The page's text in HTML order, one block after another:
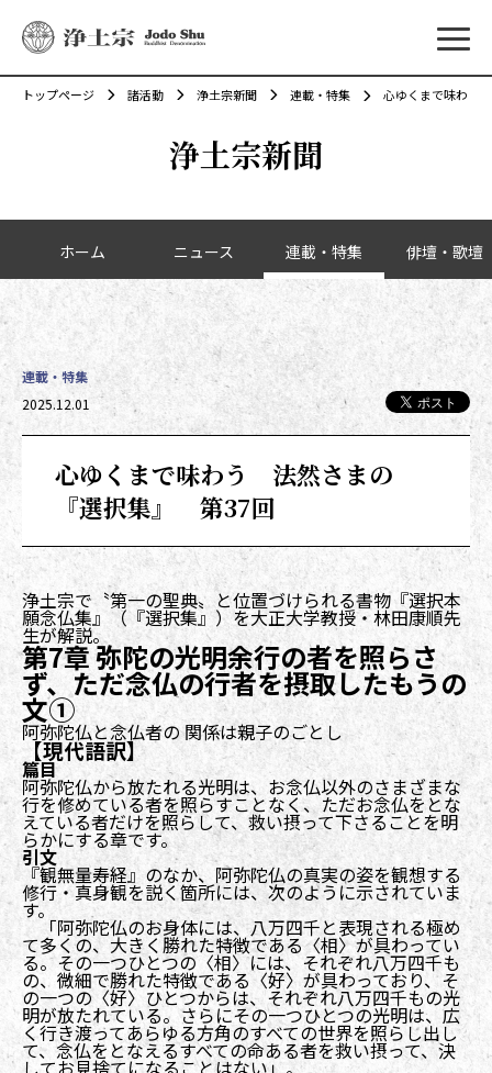
メ
浄土宗新聞
トップページ 諸活動 浄土宗新聞 連載・特集 心ゆくまで味わう
カテゴリーナビゲーション
ホーム ニュース 連載・特集 俳壇・歌壇
心ゆくまで味わう 法然さまの
『選択集』 第37回
連載・特集
投稿日時
2025.12.01
浄土宗で〝第一の聖典〟と位置づけられる書物『選択本
願念仏集』（『選択集』）を大正大学教授・林田康順先
生が解説。
第7章 弥陀の光明余行の者を照らさ
ず、ただ念仏の行者を摂取したもうの
文①
阿弥陀仏と念仏者の 関係は親子のごとし
【現代語訳】
篇目
阿弥陀仏から放たれる光明は、お念仏以外のさまざまな
行を修めている者を照らすことなく、ただお念仏をとな
えている者だけを照らして、救い摂って下さることを明
らかにする章です。
引文
『観無量寿経』のなか、阿弥陀仏の真実の姿を観想する
修行・真身観を説く箇所には、次のように示されていま
す。
「阿弥陀仏のお身体には、八万四千と表現される極め
て多くの、大きく勝れた特徴である〈相〉が具わってい
る。その一つひとつの〈相〉には、それぞれ八万四千も
の、微細で勝れた特徴である〈好〉が具わっており、そ
の一つの〈好〉ひとつからは、それぞれ八万四千もの光
明が放たれている。さらにその一つひとつの光明は、広
く行き渡ってあらゆる方角のすべての世界を照らし出し
て、念仏をとなえるすべての命ある者を救い摂って、決
してお見捨てになることはない」。